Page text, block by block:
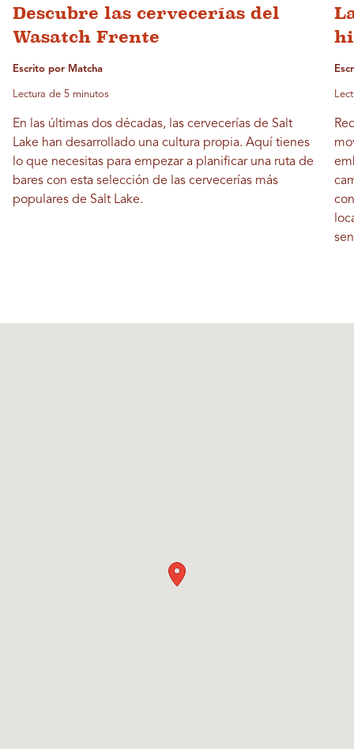
Descubre las cervecerías del
Wasatch Frente
Escrito por Matcha
Lectura de 5 minutos
En las últimas dos décadas, las cervecerías de Salt
Lake han desarrollado una cultura propia. Aquí tienes
lo que necesitas para empezar a planificar una ruta de
bares con esta selección de las cervecerías más
populares de Salt Lake.